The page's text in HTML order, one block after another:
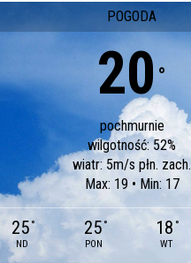
POGODA
20 °
pochmurnie
wilgotność: 52%
wiatr: 5m/s płn. zach.
Max: 19 • Min: 17
25 °
ND
25 °
PON
18 °
WT